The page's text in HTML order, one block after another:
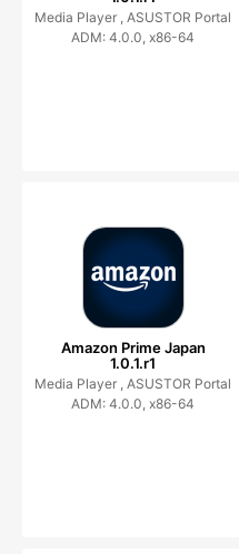
Media Player , ASUSTOR Portal
ADM: 4.0.0, x86-64
Amazon Prime Japan
1.0.1.r1
Media Player , ASUSTOR Portal
ADM: 4.0.0, x86-64